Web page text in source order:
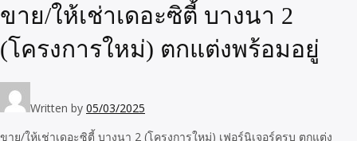
ขาย/ให้เช่าเดอะซิตี้ บางนา 2
(โครงการใหม่) ตกแต่งพร้อมอยู่
Written by 05/03/2025
ขาย/ให้เช่าเดอะซิตี้ บางนา 2 (โครงการใหม่) เฟอร์นิเจอร์ครบ ตกแต่ง